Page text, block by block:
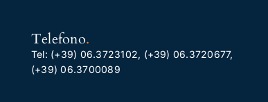
Telefono.
Tel: (+39) 06.3723102, (+39) 06.3720677,
(+39) 06.3700089